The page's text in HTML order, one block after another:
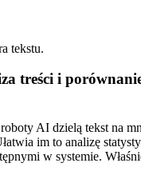
tekstu.
treści i
AI dzielą tekst na
im to analizę
w systemie.